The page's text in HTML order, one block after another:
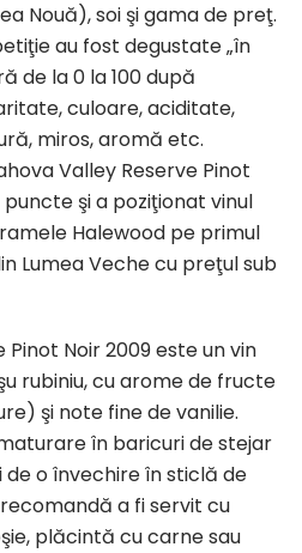
Nouă), soi şi gama de preţ.
au fost degustate „în
de la 0 la 100 după
culoare, aciditate,
miros, aromă etc.
Valley Reserve Pinot
puncte şi a poziţionat vinul
Halewood pe primul
Lumea Veche cu preţul sub
Pinot Noir 2009 este un vin
rubiniu, cu arome de fructe
şi note fine de vanilie.
în baricuri de stejar
de o învechire în sticlă de
a fi servit cu
plăcintă cu carne sau